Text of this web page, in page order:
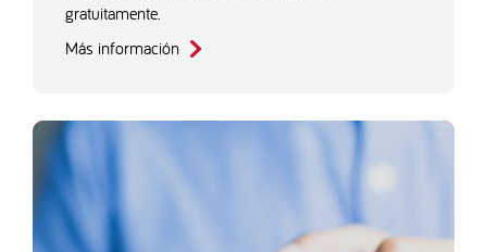
gratuitamente.
Más información